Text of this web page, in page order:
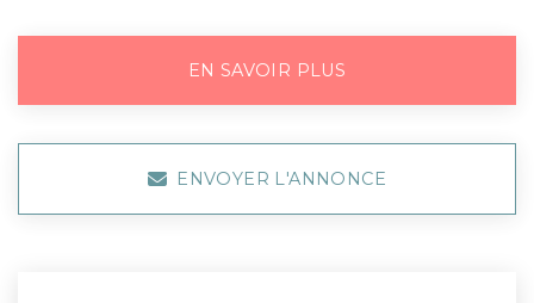
EN SAVOIR PLUS
ENVOYER L'ANNONCE